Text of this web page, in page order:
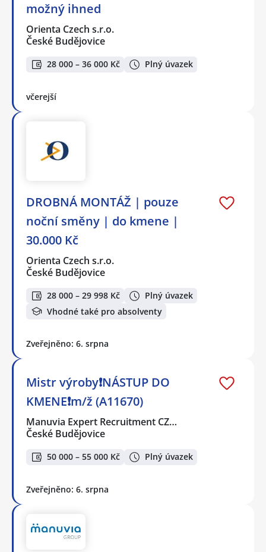
možný ihned
Orienta Czech s.r.o.
České Budějovice
28 000 – 36 000 Kč Plný úvazek
včerejší
DROBNÁ MONTÁŽ | pouze
noční směny | do kmene |
30.000 Kč
Orienta Czech s.r.o.
České Budějovice
28 000 – 29 998 Kč
Plný úvazek
Vhodné také pro absolventy
Zveřejněno: 6. srpna
Mistr výroby❗NÁSTUP DO
KMENE❗m/ž (A11670)
Manuvia Expert Recruitment CZ…
České Budějovice
50 000 – 55 000 Kč Plný úvazek
Zveřejněno: 6. srpna